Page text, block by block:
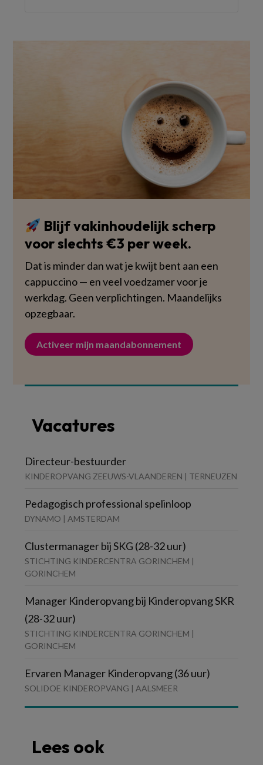
Blijf vakinhoudelijk scherp
voor slechts €3 per week.
Dat is minder dan wat je kwijt bent aan een
cappuccino — en veel voedzamer voor je
werkdag. Geen verplichtingen. Maandelijks
opzegbaar.
Activeer mijn maandabonnement
Vacatures
Directeur-bestuurder
KINDEROPVANG ZEEUWS-VLAANDEREN | TERNEUZEN
Pedagogisch professional spelinloop
DYNAMO | AMSTERDAM
Clustermanager bij SKG (28-32 uur)
STICHTING KINDERCENTRA GORINCHEM |
GORINCHEM
Manager Kinderopvang bij Kinderopvang SKR
(28-32 uur)
STICHTING KINDERCENTRA GORINCHEM |
GORINCHEM
Ervaren Manager Kinderopvang (36 uur)
SOLIDOE KINDEROPVANG | AALSMEER
Lees ook